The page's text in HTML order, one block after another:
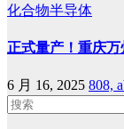
化合物半导体
正式量产！重庆
6 月 16, 2025 808,